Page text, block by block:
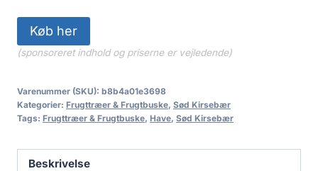
Køb her
(sponsoreret indhold og priserne er vejledende)
Varenummer (SKU): b8b4a01e3698
Kategorier: Frugttræer & Frugtbuske, Sød Kirsebær
Tags: Frugttræer & Frugtbuske, Have, Sød Kirsebær
Beskrivelse